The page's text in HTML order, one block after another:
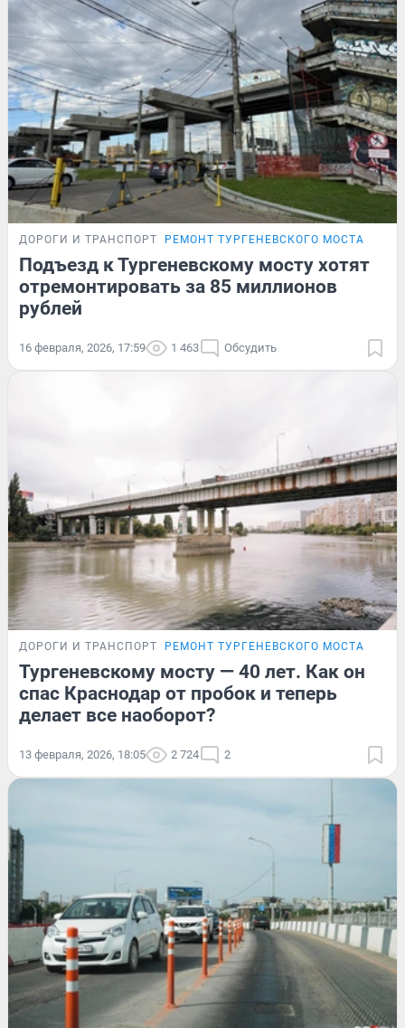
ДОРОГИ И ТРАНСПОРТ РЕМОНТ ТУРГЕНЕВСКОГО МОСТА
Подъезд к Тургеневскому мосту хотят
отремонтировать за 85 миллионов
рублей
16 февраля, 2026, 17:59 1 463 Обсудить
ДОРОГИ И ТРАНСПОРТ РЕМОНТ ТУРГЕНЕВСКОГО МОСТА
Тургеневскому мосту — 40 лет. Как он
спас Краснодар от пробок и теперь
делает все наоборот?
13 февраля, 2026, 18:05 2 724 2